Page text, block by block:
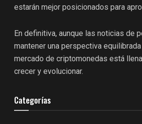
estarán mejor posicionados para
En definitiva, aunque las noticias de
mantener una perspectiva
mercado de criptomonedas está
crecer y evolucionar.
Categorías